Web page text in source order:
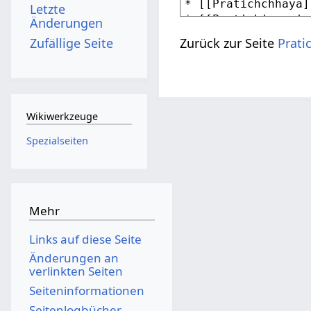
Zurück zur Seite
Letzte
Änderungen
Zufällige Seite
Wikiwerkzeuge
Spezialseiten
Mehr
Links auf diese Seite
Änderungen an
verlinkten Seiten
Seiten­­informationen